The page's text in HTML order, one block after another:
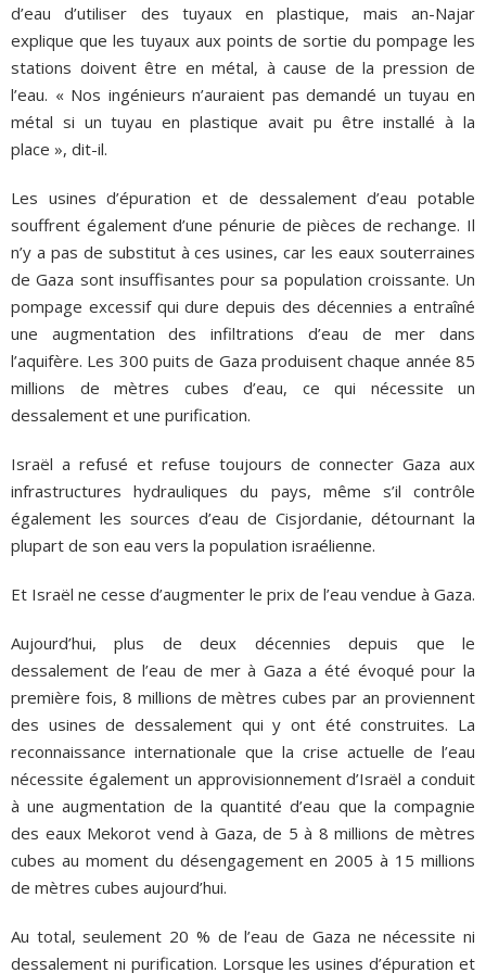
d’eau d’utiliser des tuyaux en plastique, mais an-Najar
explique que les tuyaux aux points de sortie du pompage les
stations doivent être en métal, à cause de la pression de
l’eau. « Nos ingénieurs n’auraient pas demandé un tuyau en
métal si un tuyau en plastique avait pu être installé à la
place », dit-il.
Les usines d’épuration et de dessalement d’eau potable
souffrent également d’une pénurie de pièces de rechange. Il
n’y a pas de substitut à ces usines, car les eaux souterraines
de Gaza sont insuffisantes pour sa population croissante. Un
pompage excessif qui dure depuis des décennies a entraîné
une augmentation des infiltrations d’eau de mer dans
l’aquifère. Les 300 puits de Gaza produisent chaque année 85
millions de mètres cubes d’eau, ce qui nécessite un
dessalement et une purification.
Israël a refusé et refuse toujours de connecter Gaza aux
infrastructures hydrauliques du pays, même s’il contrôle
également les sources d’eau de Cisjordanie, détournant la
plupart de son eau vers la population israélienne.
Et Israël ne cesse d’augmenter le prix de l’eau vendue à Gaza.
Aujourd’hui, plus de deux décennies depuis que le
dessalement de l’eau de mer à Gaza a été évoqué pour la
première fois, 8 millions de mètres cubes par an proviennent
des usines de dessalement qui y ont été construites. La
reconnaissance internationale que la crise actuelle de l’eau
nécessite également un approvisionnement d’Israël a conduit
à une augmentation de la quantité d’eau que la compagnie
des eaux Mekorot vend à Gaza, de 5 à 8 millions de mètres
cubes au moment du désengagement en 2005 à 15 millions
de mètres cubes aujourd’hui.
Au total, seulement 20 % de l’eau de Gaza ne nécessite ni
dessalement ni purification. Lorsque les usines d’épuration et